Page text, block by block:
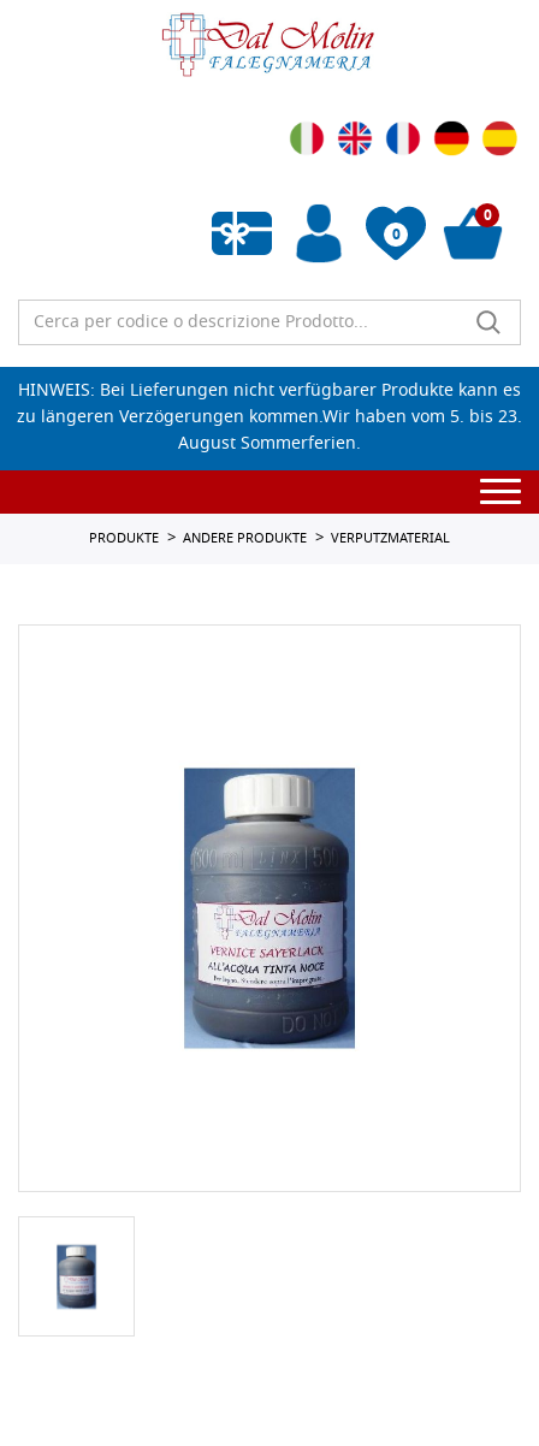
0
Wunschliste leeren
0
HINWEIS: Bei Lieferungen nicht verfügbarer Produkte kann es
zu längeren Verzögerungen kommen.Wir haben vom 5. bis 23.
August Sommerferien.
PRODUKTE ANDERE PRODUKTE VERPUTZMATERIAL